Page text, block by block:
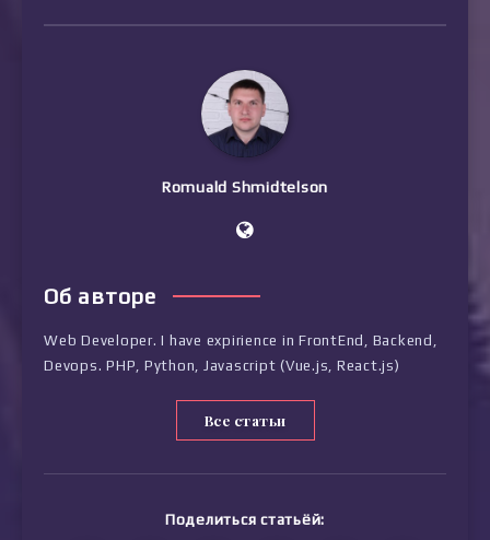
Romuald Shmidtelson
Об авторе
Web Developer. I have expirience in FrontEnd, Backend,
Devops. PHP, Python, Javascript (Vue.js, React.js)
Все статьи
Поделиться статьёй: